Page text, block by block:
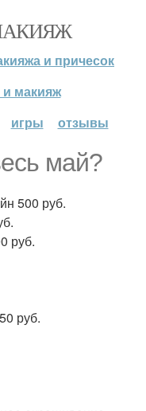
и причесок
и макияж
игры отзывы
май?
500 руб.
руб.
руб.